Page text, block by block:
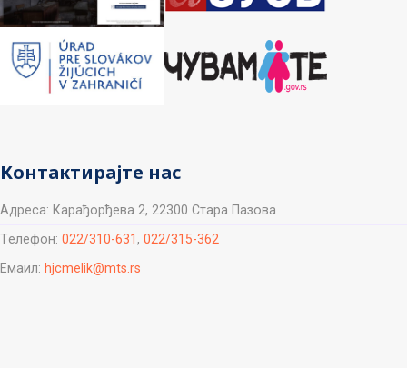
Контактирајте нас
Aдреса: Карађорђева 2, 22300 Стара Пазова
Tелефон: 022/310-631, 022/315-362
Емаил: hjcmelik@mts.rs